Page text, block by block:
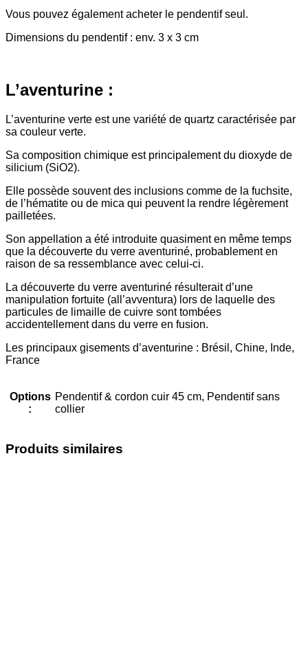
Vous pouvez également acheter le pendentif seul.
Dimensions du pendentif : env. 3 x 3 cm
L’aventurine :
L’aventurine verte est une variété de quartz caractérisée par
sa couleur verte.
Sa composition chimique est principalement du dioxyde de
silicium (SiO2).
Elle possède souvent des inclusions comme de la fuchsite,
de l’hématite ou de mica qui peuvent la rendre légèrement
pailletées.
Son appellation a été introduite quasiment en même temps
que la découverte du verre aventuriné, probablement en
raison de sa ressemblance avec celui-ci.
La découverte du verre aventuriné résulterait d’une
manipulation fortuite (all’avventura) lors de laquelle des
particules de limaille de cuivre sont tombées
accidentellement dans du verre en fusion.
Les principaux gisements d’aventurine : Brésil, Chine, Inde,
France
Options
:
Pendentif & cordon cuir 45 cm, Pendentif sans
collier
Produits similaires